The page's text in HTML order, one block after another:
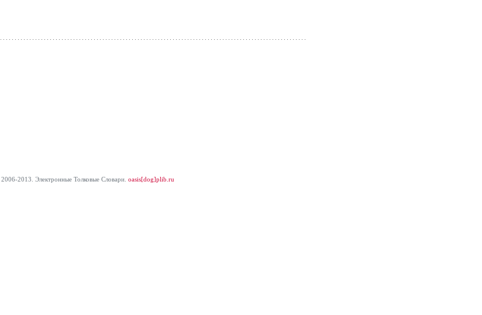
2006-2013. Электронные Толковые Cловари. oasis[dog]plib.ru